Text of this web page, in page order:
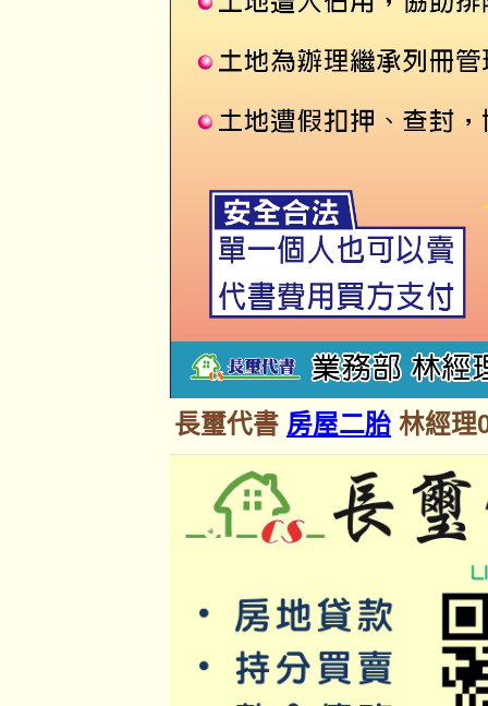
長璽代書 房屋二胎 林經理